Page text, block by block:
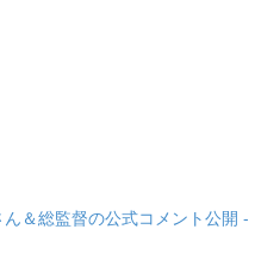
＆総監督の公式コメント公開 -